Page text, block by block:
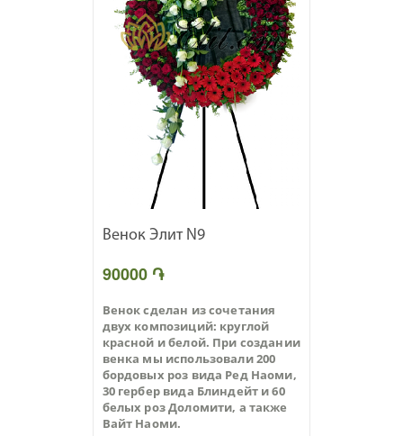
Венок Элит N9
90000 ֏
Венок сделан из сочетания
двух композиций: круглой
красной и белой. При создании
венка мы использовали 200
бордовых роз вида Ред Наоми,
30 гербер вида Блиндейт и 60
белых роз Доломити, а также
Вайт Наоми.